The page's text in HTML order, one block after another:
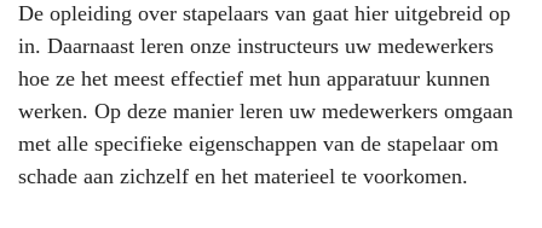
De opleiding over stapelaars van gaat hier uitgebreid op
in. Daarnaast leren onze instructeurs uw medewerkers
hoe ze het meest effectief met hun apparatuur kunnen
werken. Op deze manier leren uw medewerkers omgaan
met alle specifieke eigenschappen van de stapelaar om
schade aan zichzelf en het materieel te voorkomen.